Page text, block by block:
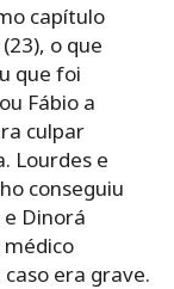
capítulo
o que
que foi
Fábio a
culpar
Lourdes e
conseguiu
e Dinorá
era grave.